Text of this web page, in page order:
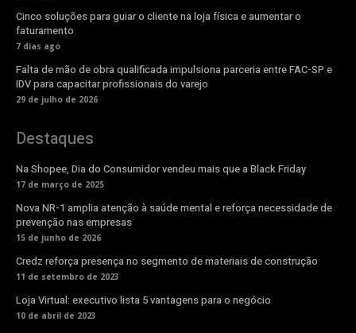
Cinco soluções para guiar o cliente na loja física e aumentar o
faturamento
7 dias ago
Falta de mão de obra qualificada impulsiona parceria entre FAC-SP e
IDV para capacitar profissionais do varejo
29 de julho de 2026
Destaques
Na Shopee, Dia do Consumidor vendeu mais que a Black Friday
17 de março de 2025
Nova NR-1 amplia atenção à saúde mental e reforça necessidade de
prevenção nas empresas
15 de junho de 2026
Credz reforça presença no segmento de materiais de construção
11 de setembro de 2023
Loja Virtual: executivo lista 5 vantagens para o negócio
10 de abril de 2023